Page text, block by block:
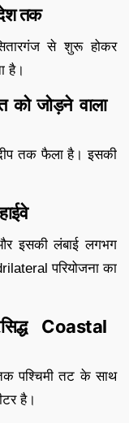
तक
से शुरू होकर
है।
को जोड़ने वाला
तक फैला है। इसकी
इसकी लंबाई लगभग
परियोजना का
Coastal
पश्चिमी तट के साथ
है।